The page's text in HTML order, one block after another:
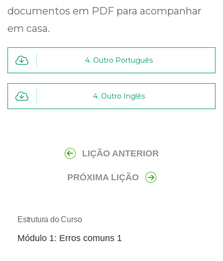
documentos em PDF para acompanhar
em casa.
​4. Outro Português
​4. Outro Inglês
LIÇÃO ANTERIOR
PRÓXIMA LIÇÃO
Estrutura do Curso
​​Módulo 1: Erros comuns 1